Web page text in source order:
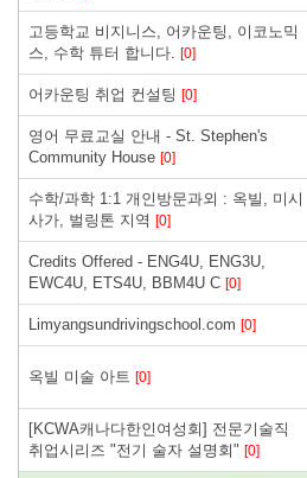
고등학교 비지니스, 어카운팅, 이코노믹
스, 수학 튜터 합니다. [0]
어카운팅 취업 컨설팅 [0]
영어 무료교실 안내 - St. Stephen's
Community House [0]
수학/과학 1:1 개인방문과외 : 옥빌, 미시
사가, 벌링톤 지역 [0]
Credits Offered - ENG4U, ENG3U,
EWC4U, ETS4U, BBM4U C [0]
Limyangsundrivingschool.com [0]
옥빌 미술 아트 [0]
[KCWA캐나다한인여성회] 전문기술직
취업시리즈 "전기 술자 설명회" [0]